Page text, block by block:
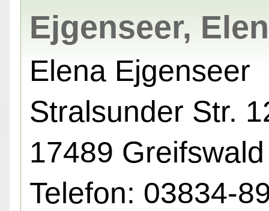
Ejgenseer,
Elena Ejgenseer
Stralsunder Str.
17489 Greifswald
Telefon: 03834-